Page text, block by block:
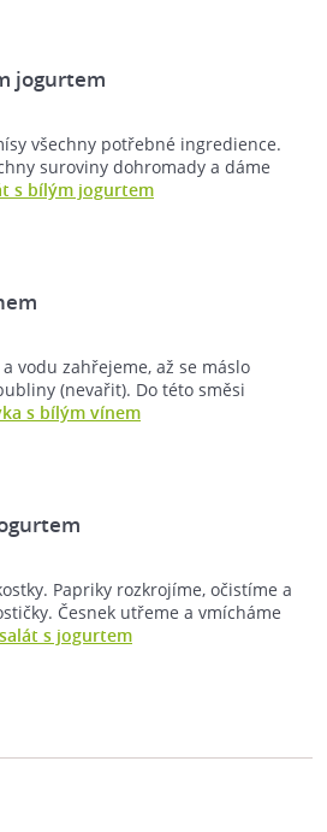
jogurtem
všechny potřebné ingredience.
suroviny dohromady a dáme
s bílým jogurtem
vodu zahřejeme, až se máslo
(nevařit). Do této směsi
s bílým vínem
Papriky rozkrojíme, očistíme a
Česnek utřeme a vmícháme
s jogurtem